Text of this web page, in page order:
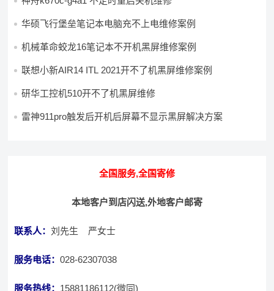
华硕飞行堡垒笔记本电脑充不上电维修案例
机械革命蛟龙16笔记本不开机黑屏维修案例
联想小新AIR14 ITL 2021开不了机黑屏维修案例
研华工控机510开不了机黑屏维修
雷神911pro触发后开机后屏幕不显示黑屏解决方案
全国服务,全国寄修
本地客户到店闪送,外地客户邮寄
联系人：刘先生 严女士
服务电话：028-62307038
服务热线： 15881186112(微同)